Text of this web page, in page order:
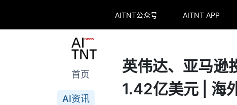
AITNT公众号 AITNT APP
首页
AI资讯
英伟达、亚马逊
1.42亿美元 | 海